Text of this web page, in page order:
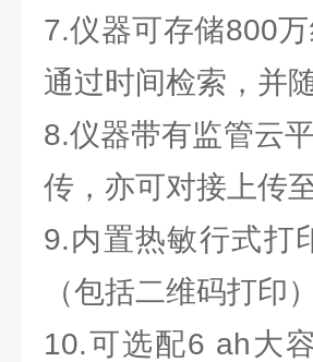
7.仪器可存储800
通过时间检索，并
8.仪器带有监管云
传，亦可对接上传
9.内置热敏行式打
（包括二维码打印
10.可选配6 ah大